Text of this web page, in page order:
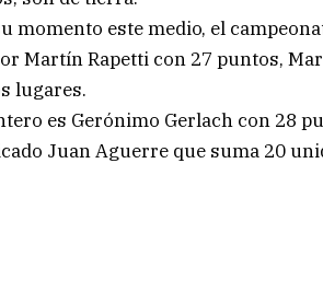
momento este medio, el
Martín Rapetti con 27 puntos,
lugares.
es Gerónimo Gerlach con 28
Juan Aguerre que suma 20